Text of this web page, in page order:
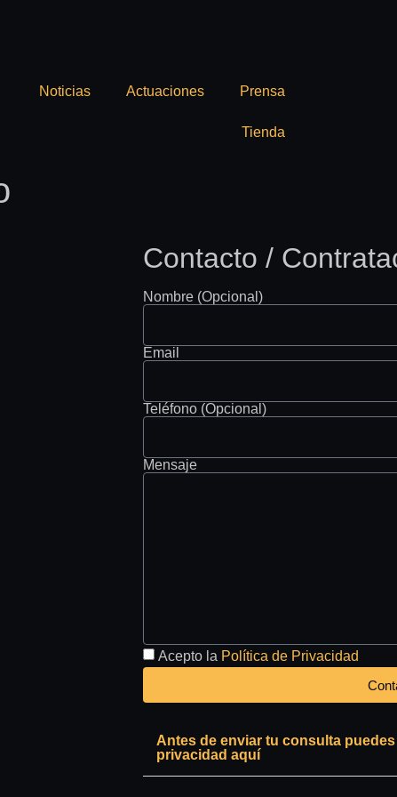
Noticias Actuaciones Prensa
Tienda
Contacto /
Nombre (Opcional)
Email
Teléfono (Opcional)
Mensaje
Acepto la Política de Privacidad
Antes de enviar tu consulta
privacidad aquí